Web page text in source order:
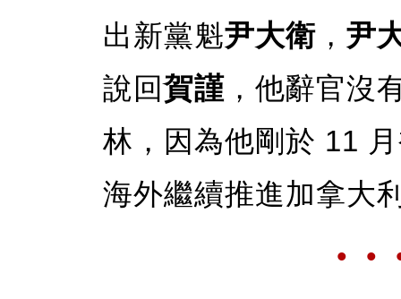
出新黨魁尹大衛 ， 尹
說回賀謹 ，他辭官沒
林，因為他剛於 11
海外繼續推進加拿大
• •